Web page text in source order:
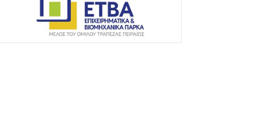
«Πέταξε» τον Ιούλιο η επιβατική